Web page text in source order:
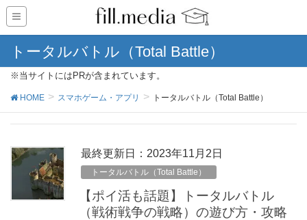
トータルバトル（Total Battle）
※当サイトにはPRが含まれています。
HOME スマホゲーム・アプリ トータルバトル（Total Battle）
最終更新日：2023年11月2日
トータルバトル（Total Battle）
【ポイ活も話題】トータルバトル
（戦術戦争の戦略）の遊び方・攻略